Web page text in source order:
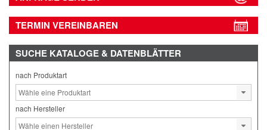
TERMIN VEREINBAREN
SUCHE KATALOGE & DATENBLÄTTER
nach Produktart
nach Hersteller